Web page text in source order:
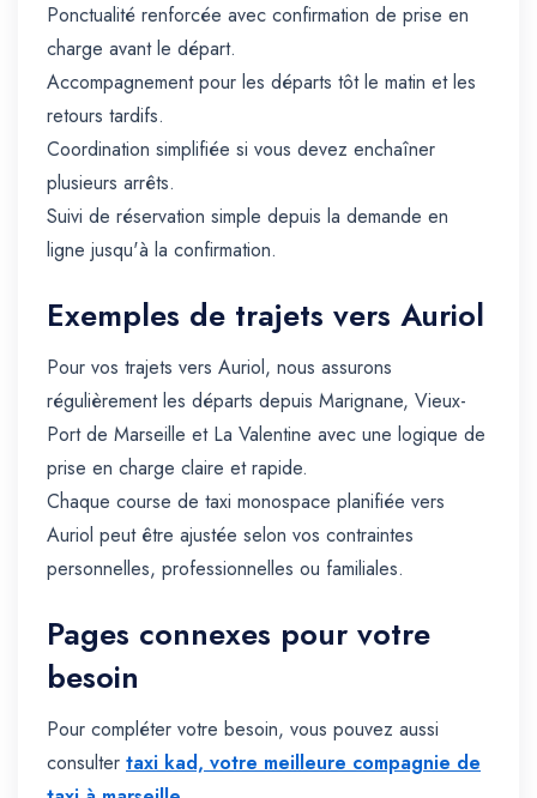
Ponctualité renforcée avec confirmation de prise en
charge avant le départ.
Accompagnement pour les départs tôt le matin et les
retours tardifs.
Coordination simplifiée si vous devez enchaîner
plusieurs arrêts.
Suivi de réservation simple depuis la demande en
ligne jusqu'à la confirmation.
Exemples de trajets vers Auriol
Pour vos trajets vers Auriol, nous assurons
régulièrement les départs depuis Marignane, Vieux-
Port de Marseille et La Valentine avec une logique de
prise en charge claire et rapide.
Chaque course de taxi monospace planifiée vers
Auriol peut être ajustée selon vos contraintes
personnelles, professionnelles ou familiales.
Pages connexes pour votre
besoin
Pour compléter votre besoin, vous pouvez aussi
consulter taxi kad, votre meilleure compagnie de